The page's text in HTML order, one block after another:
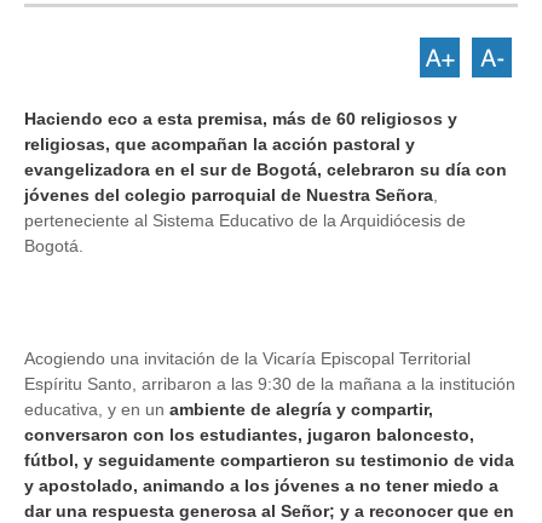
Haciendo eco a esta premisa, más de 60 religiosos y
religiosas, que acompañan la acción pastoral y
evangelizadora en el sur de Bogotá, celebraron su día con
jóvenes del colegio parroquial de Nuestra Señora,
perteneciente al Sistema Educativo de la Arquidiócesis de
Bogotá.
Acogiendo una invitación de la Vicaría Episcopal Territorial
Espíritu Santo, arribaron a las 9:30 de la mañana a la institución
educativa, y en un ambiente de alegría y compartir,
conversaron con los estudiantes, jugaron baloncesto,
fútbol, y seguidamente compartieron su testimonio de vida
y apostolado, animando a los jóvenes a no tener miedo a
dar una respuesta generosa al Señor; y a reconocer que en